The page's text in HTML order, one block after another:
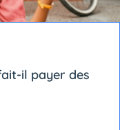
il payer des